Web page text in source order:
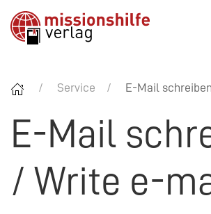
Service E-Mail
E-Mail
/ Write e-